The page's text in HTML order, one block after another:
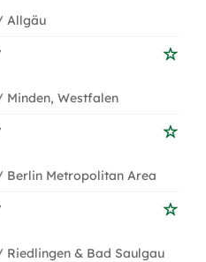
Allgäu
Minden, Westfalen
Berlin Metropolitan Area
Riedlingen & Bad Saulgau